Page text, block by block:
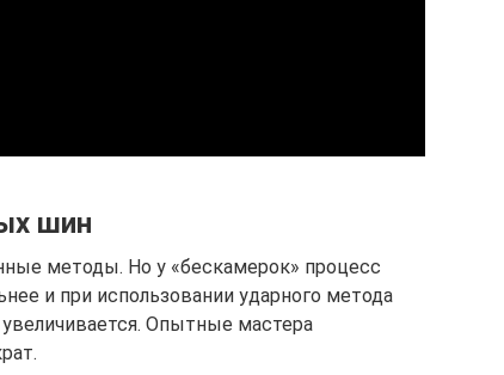
шин
методы. Но у «бескамерок» процесс
и при использовании ударного метода
Опытные мастера